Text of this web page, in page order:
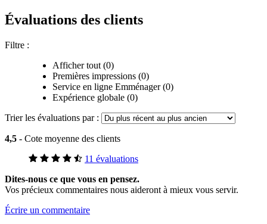
Évaluations des clients
Filtre :
Afficher tout (0)
Premières impressions (0)
Service en ligne Emménager (0)
Expérience globale (0)
Trier les évaluations par :
4,5 - Cote moyenne des clients
11 évaluations
Dites-nous ce que vous en pensez.
Vos précieux commentaires nous aideront à mieux vous servir.
Écrire un commentaire